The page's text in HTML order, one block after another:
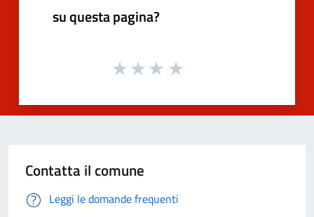
su questa pagina?
Contatta il comune
Leggi le domande frequenti